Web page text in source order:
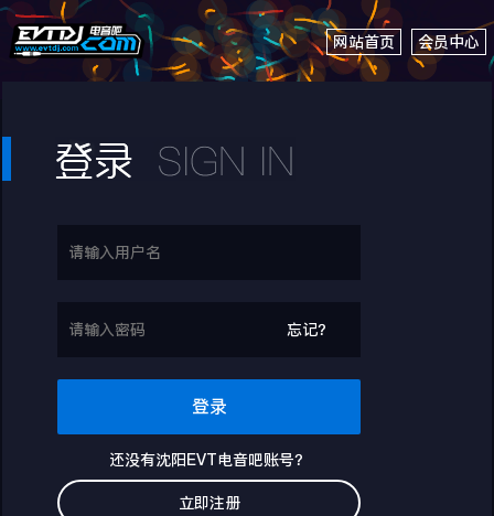
网站首页 会员中心
忘记？
登录
还没有沈阳EVT电音吧账号？
立即注册